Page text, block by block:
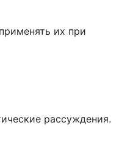
их при
рассуждения.